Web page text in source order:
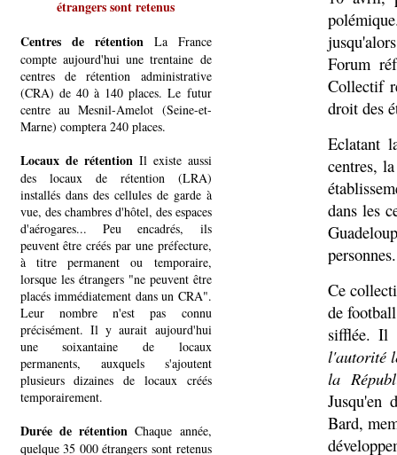
étrangers sont retenus
Centres de rétention La France
compte aujourd'hui une trentaine de
centres de rétention administrative
(CRA) de 40 à 140 places. Le futur
centre au Mesnil-Amelot (Seine-et-
Marne) comptera 240 places.
Locaux de rétention Il existe aussi
des locaux de rétention (LRA)
installés dans des cellules de garde à
vue, des chambres d'hôtel, des espaces
d'aérogares... Peu encadrés, ils
peuvent être créés par une préfecture,
à titre permanent ou temporaire,
lorsque les étrangers "ne peuvent être
placés immédiatement dans un CRA".
Leur nombre n'est pas connu
précisément. Il y aurait aujourd'hui
une soixantaine de locaux
permanents, auxquels s'ajoutent
plusieurs dizaines de locaux créés
temporairement.
Durée de rétentionChaque année,
quelque 35 000 étrangers sont retenus
Forum
Collectif
droit des
Eclatant
centres,
dans les
personnes.
Ce
de
sifflée. Il
l'autorité
la
Jusqu'en
Bard,